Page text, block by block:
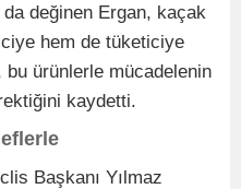
değinen Ergan, kaçak
hem de tüketiciye
ürünlerle mücadelenin
kaydetti.
Başkanı Yılmaz